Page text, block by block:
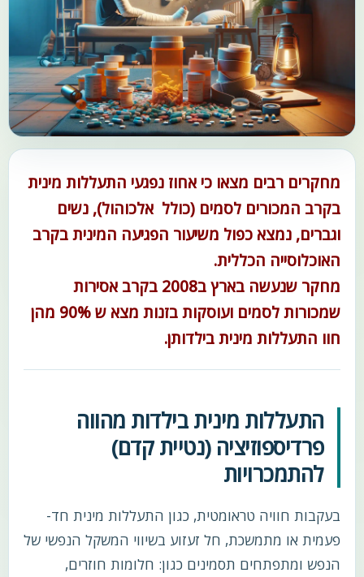
מחקרים רבים מצאו כי אחוז נפגעי התעללות מינית
בקרב המכורים לסמים (כולל אלכוהול), נשים
וגברים, נמצא כפול משיעור הפגיעה המינית בקרב
האוכלוסייה הכללית.
מחקר שנעשה בארץ ב2008 בקרב אסירות
שמכורות לסמים ועוסקות בזנות מצא ש 90% מהן
חוו התעללות מינית בילדותן.
התעללות מינית בילדות מהווה
פרדיספוזיציה (נטיית קדם)
להתמכרויות
בעקבות חוויה טראומטית, כגון התעללות מינית חד-
פעמית או מתמשכת, חל זעזוע בשיווי המשקל הנפשי של
הנפש ומתפתחים תסמינים כגון: חלומות חוזרים,